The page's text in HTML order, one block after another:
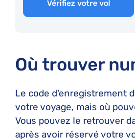
Vérifiez votre vol
Où trouver
Le code d'enregistrement
votre voyage, mais où
Vous pouvez le retrouver
après avoir réservé votre